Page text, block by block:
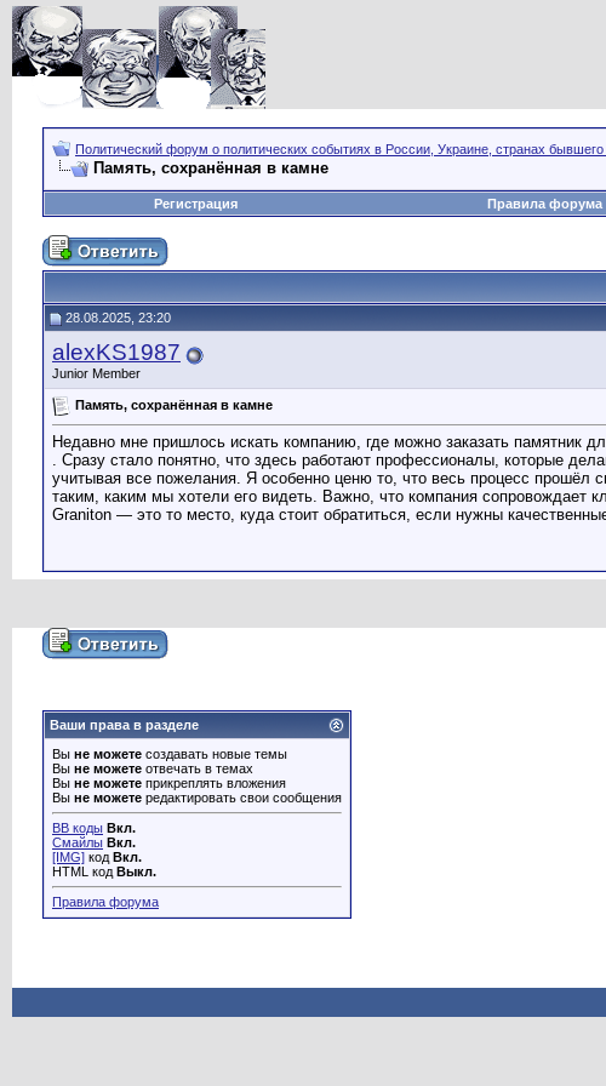
Политический форум о политических событиях в России, Украине, странах
Память, сохранённая в камне
Регистрация Правила форума
28.08.2025, 23:20
alexKS1987
Junior Member
Память, сохранённая в камне
Недавно мне пришлось искать компанию, где можно заказать памятник
. Сразу стало понятно, что здесь работают профессионалы, которые
учитывая все пожелания. Я особенно ценю то, что весь процесс прошёл
таким, каким мы хотели его видеть. Важно, что компания сопровождает
Graniton — это то место, куда стоит обратиться, если нужны
Ваши права в разделе
Вы не можете создавать новые темы
Вы не можете отвечать в темах
Вы не можете прикреплять вложения
Вы не можете редактировать свои сообщения
BB коды Вкл.
Смайлы Вкл.
[IMG] код Вкл.
HTML код Выкл.
Правила форума